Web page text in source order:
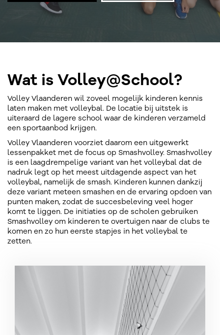
Wat is Volley@School?
Volley Vlaanderen wil zoveel mogelijk kinderen kennis
laten maken met volleybal. De locatie bij uitstek is
uiteraard de lagere school waar de kinderen verzameld
een sportaanbod krijgen.
Volley Vlaanderen voorziet daarom een uitgewerkt
lessenpakket met de focus op Smashvolley. Smashvolley
is een laagdrempelige variant van het volleybal dat de
nadruk legt op het meest uitdagende aspect van het
volleybal, namelijk de smash. Kinderen kunnen dankzij
deze variant meteen smashen en de ervaring opdoen van
punten maken, zodat de succesbeleving veel hoger
komt te liggen. De initiaties op de scholen gebruiken
Smashvolley om kinderen te overtuigen naar de clubs te
komen en zo hun eerste stapjes in het volleybal te
zetten.